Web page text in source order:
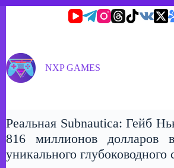
NXP GAMES
Реальная Subnautica: Гейб
816 миллионов долларов
уникального глубоководного